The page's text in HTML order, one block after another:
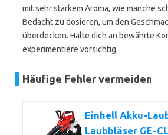
mit sehr starkem Aroma, wie manche
Bedacht zu dosieren, um den
überdecken. Halte dich an bewährte
experimentiere vorsichtig.
Häufige Fehler vermeiden
Einhell Akku-
Laubbläser GE-